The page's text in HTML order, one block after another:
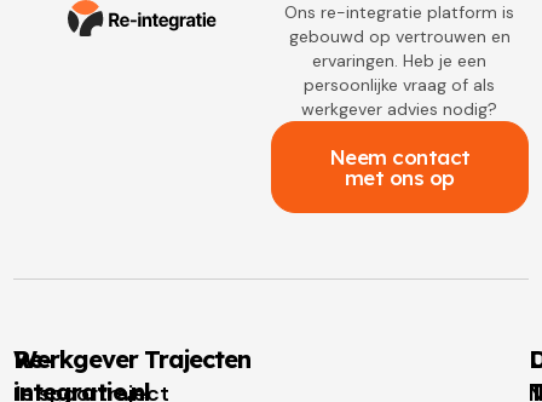
Ons re-integratie platform is
gebouwd op vertrouwen en
ervaringen. Heb je een
persoonlijke vraag of als
werkgever advies nodig?
Neem contact
met ons op
Re-
integratie.nl
Werkgever Trajecten
1e spoortraject